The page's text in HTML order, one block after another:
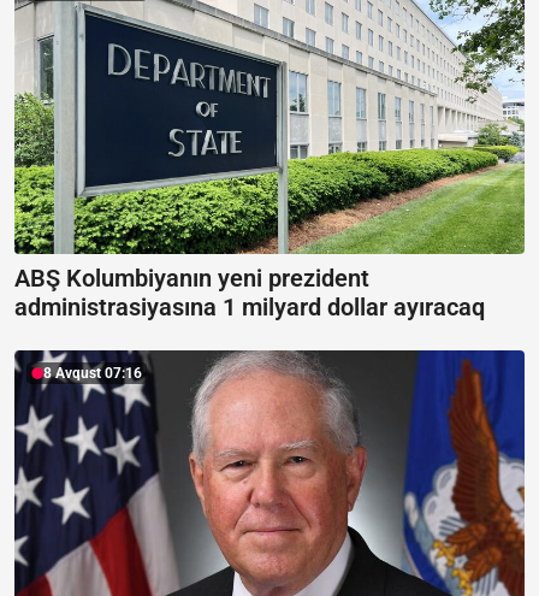
ABŞ Kolumbiyanın yeni prezident
administrasiyasına 1 milyard dollar ayıracaq
8 Avqust 07:16